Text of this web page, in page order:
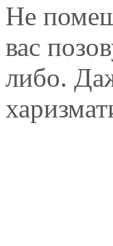
Не
вас
либо.